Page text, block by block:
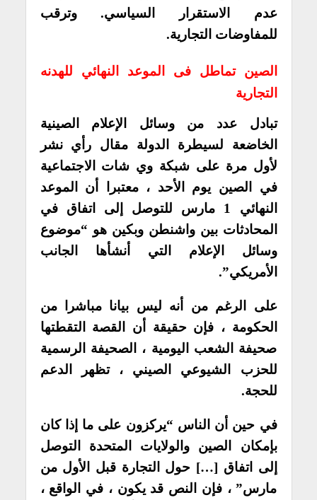
عدم الاستقرار السياسي. وترقب
للمفاوضات التجارية.
الصين تماطل فى الموعد النهائي للهدنه
التجارية
تبادل عدد من وسائل الإعلام الصينية
الخاضعة لسيطرة الدولة مقال رأي نشر
لأول مرة على شبكة وي شات الاجتماعية
في الصين يوم الأحد ، معتبرا أن الموعد
النهائي 1 مارس للتوصل إلى اتفاق في
المحادثات بين واشنطن وبكين هو “موضوع
وسائل الإعلام التي أنشأها الجانب
الأمريكي”.
على الرغم من أنه ليس بيانا مباشرا من
الحكومة ، فإن حقيقة أن القصة التقطتها
صحيفة الشعب اليومية ، الصحيفة الرسمية
للحزب الشيوعي الصيني ، تظهر الدعم
للحجة.
في حين أن الناس “يركزون على ما إذا كان
بإمكان الصين والولايات المتحدة التوصل
إلى اتفاق […] حول التجارة قبل الأول من
مارس” ، فإن النص قد يكون ، في الواقع ،